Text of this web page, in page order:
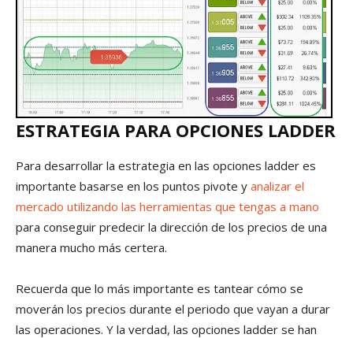
ESTRATEGIA PARA OPCIONES LADDER
Para desarrollar la estrategia en las opciones ladder es
importante basarse en los puntos pivote y analizar el
mercado utilizando las herramientas que tengas a mano
para conseguir predecir la dirección de los precios de una
manera mucho más certera.
Recuerda que lo más importante es tantear cómo se
moverán los precios durante el periodo que vayan a durar
las operaciones. Y la verdad, las opciones ladder se han